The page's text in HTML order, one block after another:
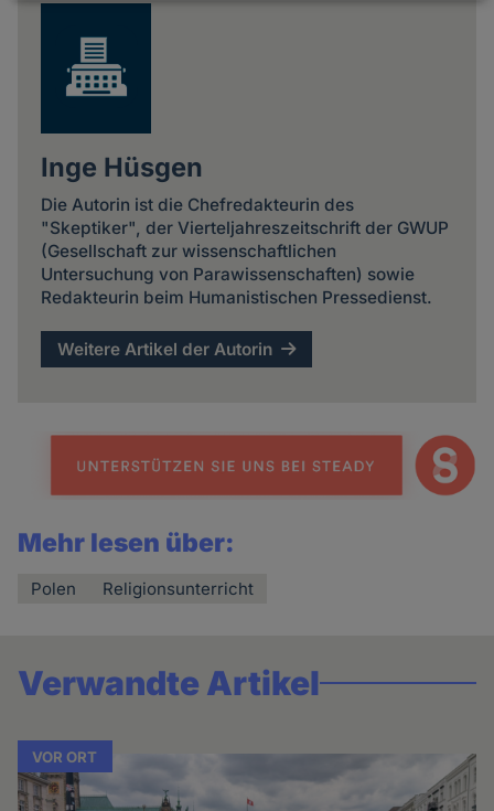
Inge Hüsgen
Die Autorin ist die Chefredakteurin des
"Skeptiker", der Vierteljahreszeitschrift der GWUP
(Gesellschaft zur wissenschaftlichen
Untersuchung von Parawissenschaften) sowie
Redakteurin beim Humanistischen Pressedienst.
Weitere Artikel der Autorin
Mehr lesen über:
Polen Religionsunterricht
Verwandte Artikel
VOR ORT
Cookies